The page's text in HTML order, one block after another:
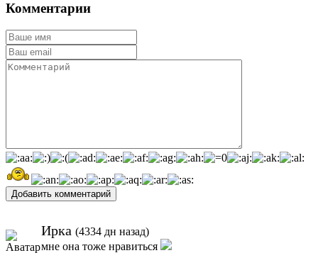
Комментарии
Добавить комментарий
Ирка (4334 дн назад)
мне она тоже нравиться